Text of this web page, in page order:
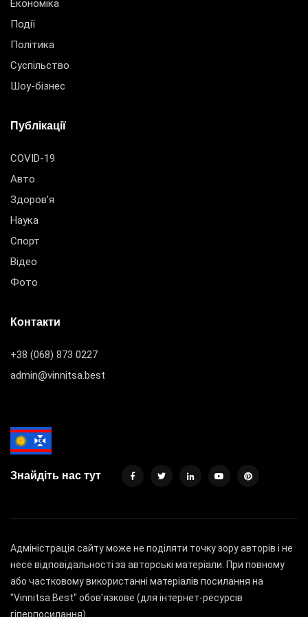
Економіка
Події
Політика
Суспільство
Шоу-бізнес
Публікації
COVID-19
Авто
Здоров’я
Наука
Спорт
Відео
Фото
Контакти
+38 (068) 873 0227
admin@vinnitsa.best
Знайдіть нас тут
Адміністрація сайту може не поділяти точку зору авторів і не
несе відповідальності за авторські матеріали. При повному
або частковому використанні матеріалів посилання на
"Vinnitsa.Best" обов'язкове (для інтернет-ресурсів
гіперпосилання)